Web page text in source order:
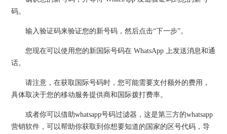
码。
输入验证码来验证您的新号码，然后点击“下一步”。
您现在可以使用您的新国际号码在 WhatsApp 上发送消息和通
话。
请注意，在获取国际号码时，您可能需要支付额外的费用，
具体取决于您的移动服务提供商和国际拨打费率。
或者你可以借助whatsapp号码过滤器，这是第三方的whatsapp
营销软件，可以帮助你获取到你想要知道的国家的区号代码，导